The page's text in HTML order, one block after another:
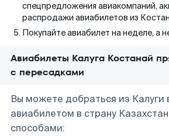
спецпредложения авиакомпаний,
распродажи авиабилетов из
Покупайте авиабилет на неделе, а
Авиабилеты Калуга Костанай
с пересадками
Вы можете добраться из Калуги
авиабилетом в страну
способами: